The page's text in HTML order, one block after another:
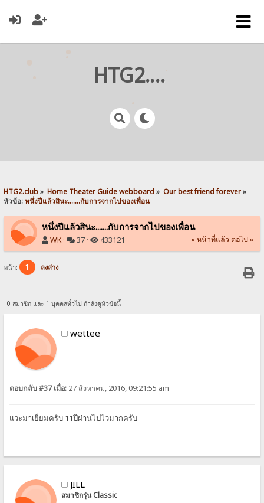
HTG2.club
HTG2.club» Home Theater Guide webboard» Our best friend forever»
หัวข้อ:หนึ่งปีแล้วสินะ.......กับการจากไปของเพื่อน
หนึ่งปีแล้วสินะ.......กับการจากไปของเพื่อน
WK · 37 · 433121 « หน้าที่แล้ว ต่อไป »
หน้า: 1 ลงล่าง
0 สมาชิก และ 1 บุคคลทั่วไป กำลังดูหัวข้อนี้
wettee
ตอบกลับ #37 เมื่อ: 27 สิงหาคม, 2016, 09:21:55 am
แวะมาเยี่ยมครับ 11ปีผ่านไปไวมากครับ
JILL
สมาชิกรุ่น Classic